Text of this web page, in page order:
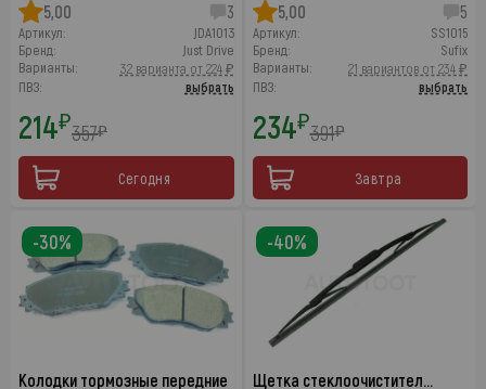
5,00
3
Артикул:
JDA1013
Бренд:
Just Drive
Варианты:
32 варианта от 224 ₽
ПВЗ:
выбрать
214₽357₽
Сегодня
5,00 5
Артикул:
SS1015
Бренд:
Sufix
Варианты:
21 вариантов от 234 ₽
ПВЗ:
выбрать
234₽391₽
Завтра
Колодки тормозные передние
-30%
Щетка стеклоочистител…
-40%